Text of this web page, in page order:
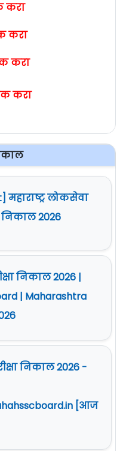
करा
करा
करा
करा
महाराष्ट्र लोकसेवा
2026
निकाल 2026 |
| Maharashtra
निकाल 2026 -
[आज